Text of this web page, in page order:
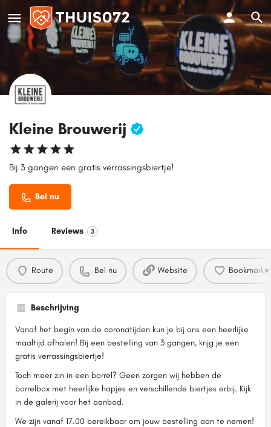
Kleine Brouwerij
Bij 3 gangen een gratis verrassingsbiertje!
Bel nu
Info Reviews 3
Route Bel nu Website Bookmark
Beschrijving
Vanaf het begin van de coronatijden kun je bij ons een heerlijke
maaltijd afhalen! Bij een bestelling van 3 gangen, krijg je een
gratis verrassingsbiertje!
Toch meer zin in een borrel? Geen zorgen wij hebben de
borrelbox met heerlijke hapjes en verschillende biertjes erbij. Kijk
in de galerij voor het aanbod.
We zijn vanaf 17.00 bereikbaar om jouw bestelling aan te nemen!